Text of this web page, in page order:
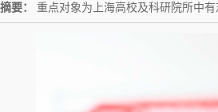
摘要： 重点对象为上海高校及科研院所中